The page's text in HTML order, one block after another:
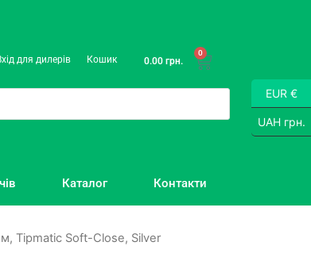
для дилерів Кошик 0.00 грн.
0
Каталог Контакти
Tipmatic Soft-Close, Silver
EUR €
UAH грн.